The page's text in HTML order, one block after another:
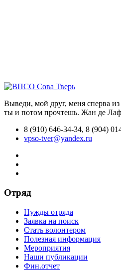
Выведи, мой друг, меня сперва из
ты и потом прочтешь. Жан де
8 (910) 646-34-34, 8 (904)
vpso-tver@yandex.ru
Отряд
Нужды отряда
Заявка на поиск
Стать волонтером
Полезная информация
Мероприятия
Наши публикации
Фин.отчет